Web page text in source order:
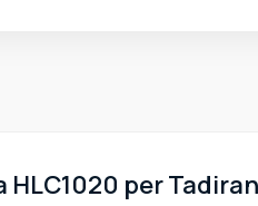
HLC1020 per